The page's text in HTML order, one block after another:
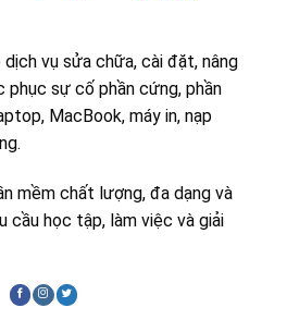
vụ sửa chữa, cài đặt, nâng
phục sự cố phần cứng, phần
MacBook, máy in, nạp
mềm chất lượng, đa dạng và
cầu học tập, làm việc và giải